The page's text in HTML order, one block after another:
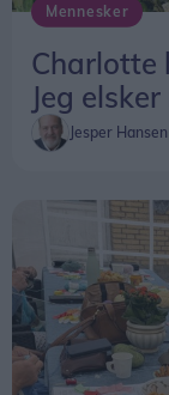
Mennesker
Charlotte
Jeg
Jesper Hansen